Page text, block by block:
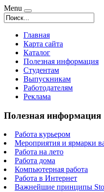
Menu
Главная
Карта сайта
Каталог
Полезная информация
Студентам
Выпускникам
Работодателям
Реклама
Полезная информация
Работа курьером
Мероприятия и ярмарки
Работа на лето
Работа дома
Компьютерная работа
Работа в Интернет
Важнейшие принципы